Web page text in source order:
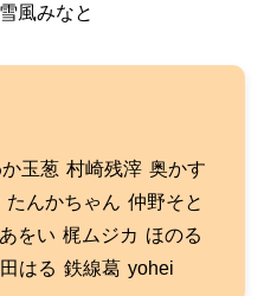
風みなと
玉葱 村崎残滓 奥かす
たんかちゃん 仲野そと
あをい 梶ムジカ ほのる
はる 鉄線葛 yohei